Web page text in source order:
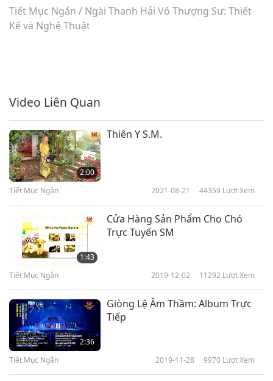
Tiết Mục Ngắn / Ngài Thanh Hải Vô Thượng Sư: Thiết
Kế và Nghệ Thuật
Video Liên Quan
2:00
Thiên Y S.M.
Tiết Mục Ngắn 2021-08-21 44359 Lượt Xem
1:43
Cửa Hàng Sản Phẩm Cho Chó
Trực Tuyến SM
Tiết Mục Ngắn 2019-12-02 11292 Lượt Xem
2:36
Giòng Lệ Âm Thầm: Album Trực
Tiếp
Tiết Mục Ngắn 2019-11-28 9970 Lượt Xem